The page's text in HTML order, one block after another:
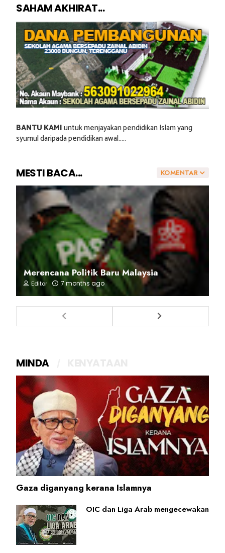
SAHAM AKHIRAT...
BANTU KAMIuntuk menjayakan pendidikan Islam yang
syumul daripada pendidikan awal.....
KOMENTAR
MESTI BACA...
Merencana Politik Baru Malaysia
Editor 7 months ago
MINDA
Gaza diganyang kerana Islamnya
OIC dan Liga Arab mengecewakan